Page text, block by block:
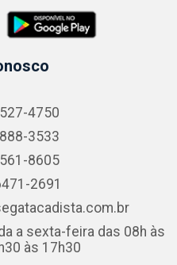
4750
3533
8605
2691
a sexta-feira das 08h às
às 17h30